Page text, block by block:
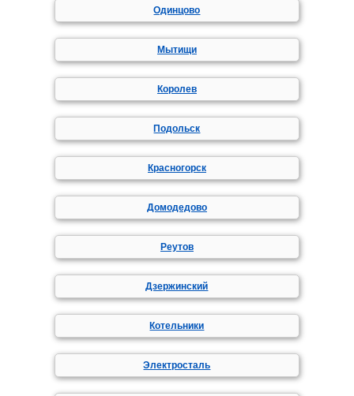
Одинцово
Мытищи
Королев
Подольск
Красногорск
Домодедово
Реутов
Дзержинский
Котельники
Электросталь